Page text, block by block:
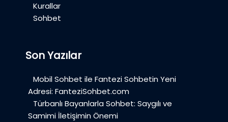
Kurallar
Sohbet
Son Yazılar
Mobil Sohbet ile Fantezi Sohbetin Yeni
Adresi: FanteziSohbet.com
Türbanlı Bayanlarla Sohbet: Saygılı ve
Samimi İletişimin Önemi